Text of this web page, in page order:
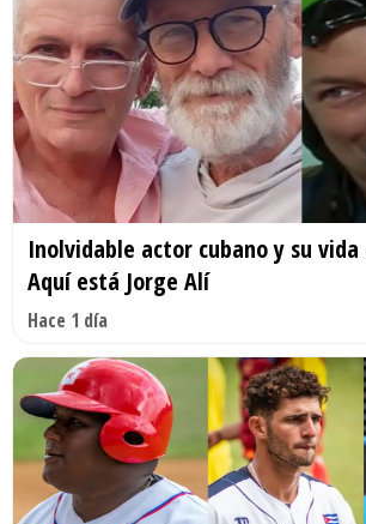
Inolvidable actor cubano y su
Aquí está Jorge Alí
Hace 1 día